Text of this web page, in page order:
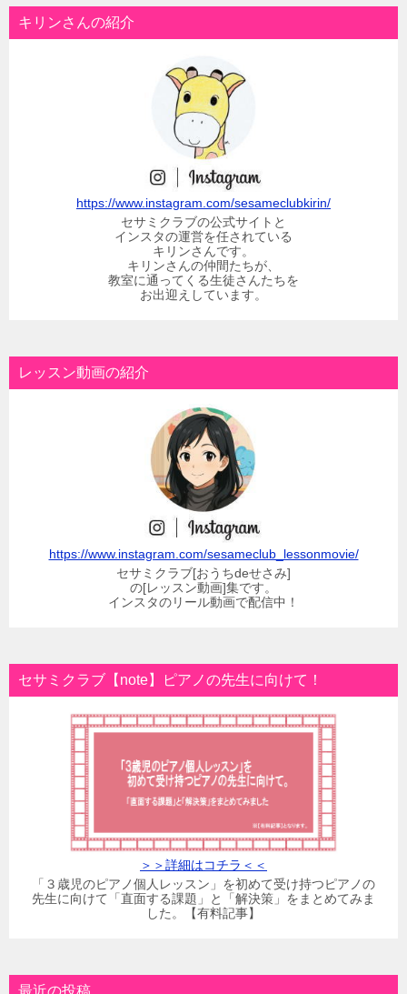
キリンさんの紹介
https://www.instagram.com/sesameclubkirin/
セサミクラブの公式サイトと
インスタの運営を任されている
キリンさんです。
キリンさんの仲間たちが、
教室に通ってくる生徒さんたちを
お出迎えしています。
レッスン動画の紹介
https://www.instagram.com/sesameclub_lessonmovie/
セサミクラブ[おうちdeせさみ]
の[レッスン動画]集です。
インスタのリール動画で配信中！
セサミクラブ【note】ピアノの先生に向けて！
＞＞詳細はコチラ＜＜
「３歳児のピアノ個人レッスン」を初めて受け持つピアノの
先生に向けて「直面する課題」と「解決策」をまとめてみま
した。【有料記事】